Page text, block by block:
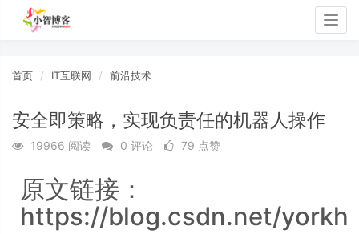
首页 IT互联网 前沿技术
安全即策略，实现负责任的机器人操作
19966 阅读 0 评论 79 点赞
原文链接：
https://blog.csdn.net/